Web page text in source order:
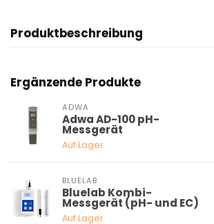
Produktbeschreibung
Ergänzende Produkte
ADWA
Adwa AD-100 pH-
Messgerät
Auf Lager
BLUELAB
Bluelab Kombi-
Messgerät (pH- und EC)
Auf Lager